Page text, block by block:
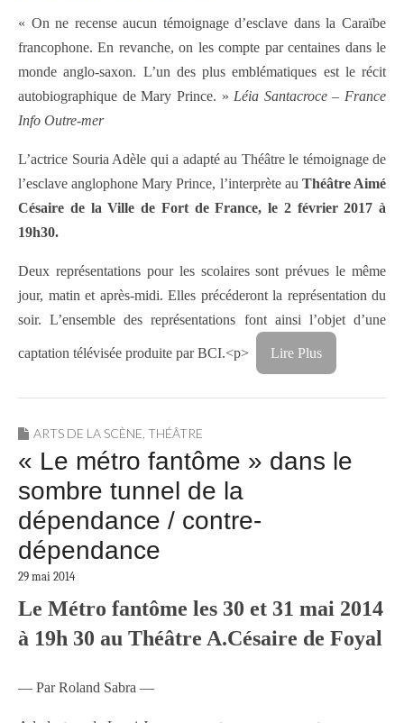
« On ne recense aucun témoignage d’esclave dans la Caraïbe
francophone. En revanche, on les compte par centaines dans le
monde anglo-saxon. L’un des plus emblématiques est le récit
autobiographique de Mary Prince. » Léia Santacroce – France
Info Outre-mer
L’actrice Souria Adèle qui a adapté au Théâtre le témoignage de
l’esclave anglophone Mary Prince, l’interprète au Théâtre Aimé
Césaire de la Ville de Fort de France, le 2 février 2017 à
19h30.
Deux représentations pour les scolaires sont prévues le même
jour, matin et après-midi. Elles précéderont la représentation du
soir. L’ensemble des représentations font ainsi l’objet d’une
captation télévisée produite par BCI.<p> Lire Plus
ARTS DE LA SCÈNE THÉÂTRE
« Le métro fantôme » dans le
sombre tunnel de la
dépendance / contre-
dépendance
29 mai 2014
Le Métro fantôme les 30 et 31 mai 2014
à 19h 30 au Théâtre A.Césaire de Foyal
— Par Roland Sabra —